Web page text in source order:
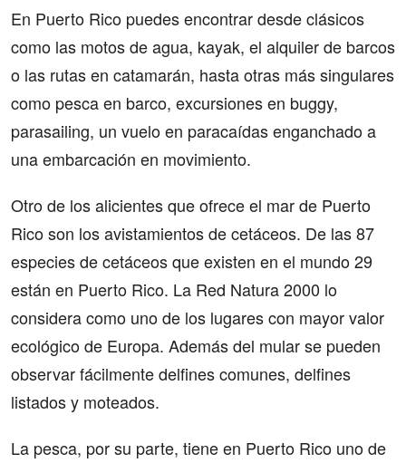
En Puerto Rico puedes encontrar desde clásicos
como las motos de agua, kayak, el alquiler de barcos
o las rutas en catamarán, hasta otras más singulares
como pesca en barco, excursiones en buggy,
parasailing, un vuelo en paracaídas enganchado a
una embarcación en movimiento.
Otro de los alicientes que ofrece el mar de Puerto
Rico son los avistamientos de cetáceos. De las 87
especies de cetáceos que existen en el mundo 29
están en Puerto Rico. La Red Natura 2000 lo
considera como uno de los lugares con mayor valor
ecológico de Europa. Además del mular se pueden
observar fácilmente delfines comunes, delfines
listados y moteados.
La pesca, por su parte, tiene en Puerto Rico uno de